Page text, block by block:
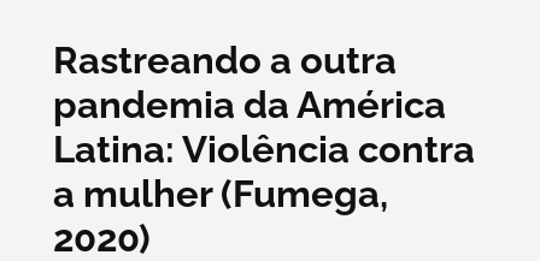
Rastreando a outra
pandemia da América
Latina: Violência contra
a mulher (Fumega,
2020)